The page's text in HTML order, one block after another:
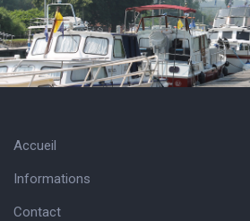
Accueil
Informations
Contact